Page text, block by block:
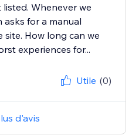
Whenever we
asks for a manual
How long can we
experiences for...
Utile (0)
d'avis